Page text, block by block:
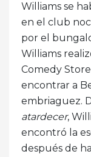
Williams se
en el club
por el
Williams
Comedy
encontrar a
embriaguez.
atardecer,
encontró la
después de